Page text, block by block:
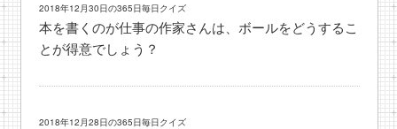
2018年12月30日の365日毎日クイズ
本を書くのが仕事の作家さんは、ボールをどうするこ
とが得意でしょう？
2018年12月28日の365日毎日クイズ